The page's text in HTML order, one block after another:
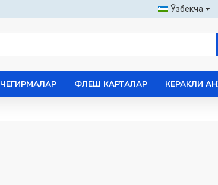
Ўзбекча
ЧЕГИРМАЛАР ФЛЕШ КАРТАЛАР КЕРАКЛИ